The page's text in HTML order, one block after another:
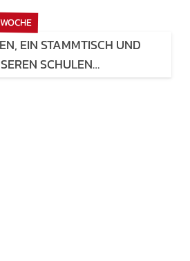
EIN STAMMTISCH UND
SCHULEN…